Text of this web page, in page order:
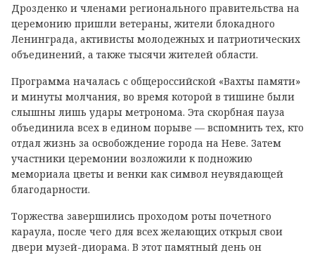
Дрозденко и членами регионального правительства на
церемонию пришли ветераны, жители блокадного
Ленинграда, активисты молодежных и патриотических
объединений, а также тысячи жителей области.
Программа началась с общероссийской «Вахты памяти»
и минуты молчания, во время которой в тишине были
слышны лишь удары метронома. Эта скорбная пауза
объединила всех в едином порыве — вспомнить тех, кто
отдал жизнь за освобождение города на Неве. Затем
участники церемонии возложили к подножию
мемориала цветы и венки как символ неувядающей
благодарности.
Торжества завершились проходом роты почетного
караула, после чего для всех желающих открыл свои
двери музей-диорама. В этот памятный день он